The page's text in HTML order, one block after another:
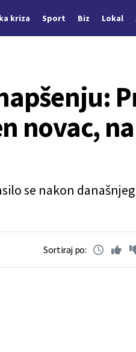
kriza Sport Biz Lokal
novac,
se nakon
Sortiraj po: